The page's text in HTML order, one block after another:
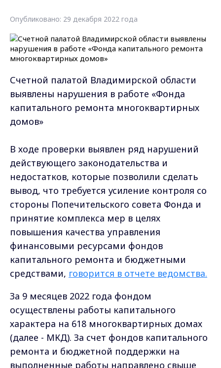
Опубликовано: 29 декабря 2022 года
Счетной палатой Владимирской области
выявлены нарушения в работе «Фонда
капитального ремонта многоквартирных
домов»
В ходе проверки выявлен ряд нарушений
действующего законодательства и
недостатков, которые позволили сделать
вывод, что требуется усиление контроля со
стороны Попечительского совета Фонда и
принятие комплекса мер в целях
повышения качества управления
финансовыми ресурсами фондов
капитального ремонта и бюджетными
средствами, говорится в отчете ведомства.
За 9 месяцев 2022 года фондом
осуществлены работы капитального
характера на 618 многоквартирных домах
(далее - МКД). За счет фондов капитального
ремонта и бюджетной поддержки на
выполненные работы направлено свыше